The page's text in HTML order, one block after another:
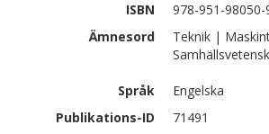
ISBN
978-951-98050-
Ämnesord
Teknik |
Språk
Engelska
Publikations-ID
71491